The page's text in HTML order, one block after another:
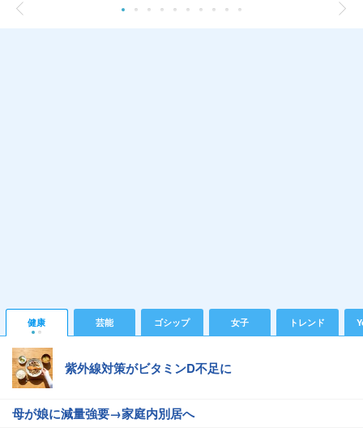
健康 芸能 ゴシップ 女子 トレンド
紫外線対策がビタミンD不足に
母が娘に減量強要→家庭内別居へ